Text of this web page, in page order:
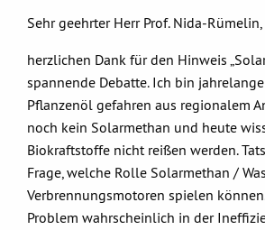
Sehr geehrter Herr Prof. Nida-Rümelin,
herzlichen Dank für den Hinweis
spannende Debatte. Ich bin
Pflanzenöl gefahren aus regionalem
noch kein Solarmethan und heute
Biokraftstoffe nicht reißen werden.
Frage, welche Rolle Solarmethan /
Verbrennungsmotoren spielen
Problem wahrscheinlich in der